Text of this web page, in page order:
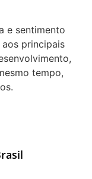
e sentimento
principais
tempo,